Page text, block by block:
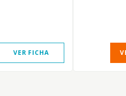
VER FICHA